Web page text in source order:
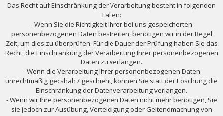
Das Recht auf Einschränkung der Verarbeitung besteht in folgenden
Fällen:
- Wenn Sie die Richtigkeit Ihrer bei uns gespeicherten
personenbezogenen Daten bestreiten, benötigen wir in der Regel
Zeit, um dies zu überprüfen. Für die Dauer der Prüfung haben Sie das
Recht, die Einschränkung der Verarbeitung Ihrer personenbezogenen
Daten zu verlangen.
- Wenn die Verarbeitung Ihrer personenbezogenen Daten
unrechtmäßig gecshah / geschieht, können Sie statt der Löschung die
Einschränkung der Datenverarbeitung verlangen.
- Wenn wir Ihre personenbezogenen Daten nicht mehr benötigen, Sie
sie jedoch zur Ausübung, Verteidigung oder Geltendmachung von